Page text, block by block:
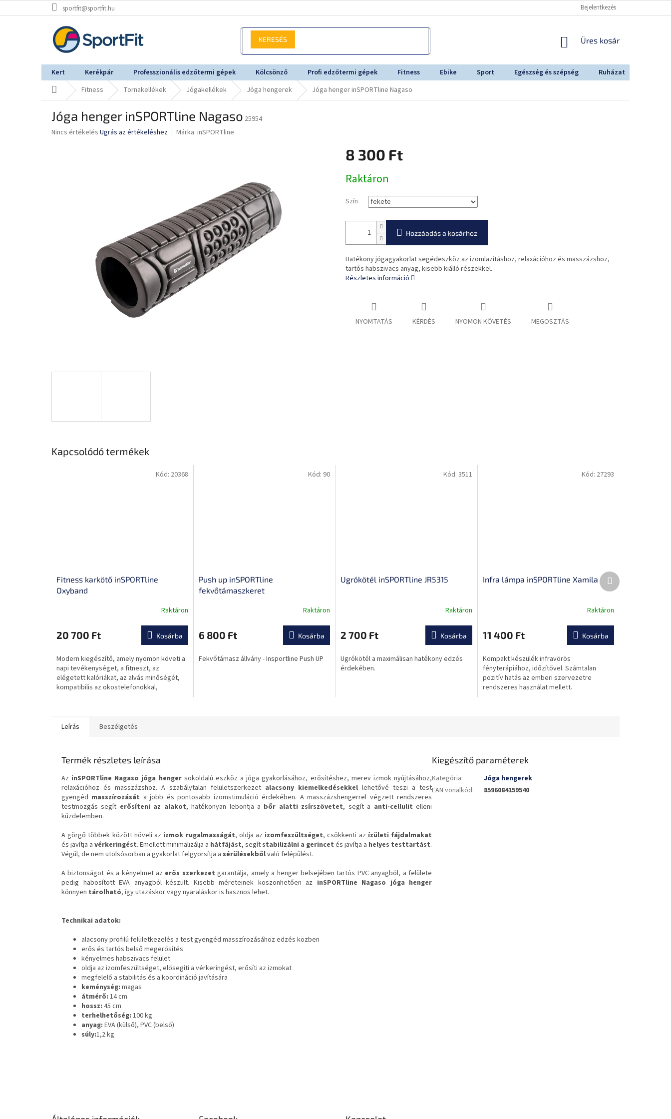
a
sportfit@sportfit.hu Bejelentkezés
KOSÁR
Üres kosár
Kert Kerékpár Professzionális edzőtermi gépek Kölcsönző Profi edzőtermi gépek Fitness Ebike Sport Egészség és szépség Ruházat
KezdőlapFitness Tornakellékek Jógakellékek Jóga hengerek Jóga henger inSPORTline Nagaso
Jóga henger inSPORTline Nagaso 25954
A
Nincs értékelés Ugrás az értékeléshez Márka: inSPORTline
8 300 Ft
Raktáron
Szín
Hozzáadás a kosárhoz
Hatékony jógagyakorlat segédeszköz az izomlazításhoz, relaxációhoz és masszázshoz,
tartós habszivacs anyag, kisebb kiálló részekkel.
Részletes információ
NYOMTATÁS KÉRDÉS NYOMON KÖVETÉS MEGOSZTÁS
Kapcsolódó termékek
Fitness karkötő inSPORTline
Oxyband
átlagos
értékelése
ből
0,0
csillag.
Raktáron
20 700 Ft Kosárba
Modern kiegészítő, amely nyomon követi a
napi tevékenységet, a fitneszt, az
elégetett kalóriákat, az alvás minőségét,
kompatibilis az okostelefonokkal,
Kód: 20368
Push up inSPORTline
fekvőtámaszkeret
átlagos
értékelése
ből
Raktáron
6 800 Ft Kosárba
Fekvőtámasz állvány - Insportline Push UP
Kód: 90
Ugrókötél inSPORTline JR5315
átlagos
értékelése
ből
0,0
Raktáron
2 700 Ft Kosárba
Ugrókötél a maximálisan hatékony edzés
érdekében.
Kód: 3511
Infra lámpa inSPORTline Xamila
átlagos
értékelése
ből
0,0
csillag.
Raktáron
11 400 Ft Kosárba
Kompakt készülék infravörös
fényterápiához, időzítővel. Számtalan
pozitív hatás az emberi szervezetre
rendszeres használat mellett.
Kód: 27293
Következő
termék
Leírás Beszélgetés
Termék részletes leírása
Az inSPORTline Nagaso jóga hengersokoldalú eszköz a jóga gyakorlásához, erősítéshez, merev izmok nyújtásához,
relaxációhoz és masszázshoz. A szabálytalan felületszerkezet alacsony kiemelkedésekkel lehetővé teszi a test
gyengéd masszírozását a jobb és pontosabb izomstimuláció érdekében. A masszázshengerrel végzett rendszeres
testmozgás segít erősíteni az alakot, hatékonyan lebontja a bőr alatti zsírszövetet, segít a anti-cellulit elleni
küzdelemben.
A görgő többek között növeli az izmok rugalmasságát, oldja az izomfeszültséget, csökkenti az ízületi fájdalmakat
és javítja avérkeringést. Emellett minimalizálja a hátfájást, segít stabilizálni a gerincet és javítja a helyes testtartást.
Végül, de nem utolsósorban a gyakorlat felgyorsítja a sérülésekbőlvaló felépülést.
A biztonságot és a kényelmet az erős szerkezet garantálja, amely a henger belsejében tartós PVC anyagból, a felülete
pedig habosított EVA anyagból készült. Kisebb méreteinek köszönhetően az inSPORTline Nagaso jóga henger
könnyen tárolható, így utazáskor vagy nyaraláskor is hasznos lehet.
Technikai adatok:
alacsony profilú felületkezelés a test gyengéd masszírozásához edzés közben
erős és tartós belső megerősítés
kényelmes habszivacs felület
oldja az izomfeszültséget, elősegíti a vérkeringést, erősíti az izmokat
megfelelő a stabilitás és a koordináció javítására
keménység: magas
átmérő: 14 cm
hossz: 45 cm
terhelhetőség: 100 kg
anyag: EVA (külső), PVC (belső)
súly:1,2 kg
Kiegészítő paraméterek
Kategória:
Jóga hengerek
EAN vonalkód: 8596084159540